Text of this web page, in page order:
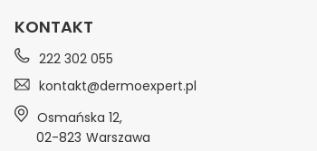
KONTAKT
222 302 055
kontakt@dermoexpert.pl
Osmańska 12,
02-823 Warszawa